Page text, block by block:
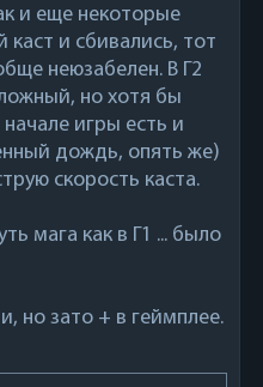
и еще некоторые
и сбивались, тот
неюзабелен. В Г2
но хотя бы
игры есть и
дождь, опять же)
скорость каста.
мага как в Г1 ... было
но зато + в геймплее.